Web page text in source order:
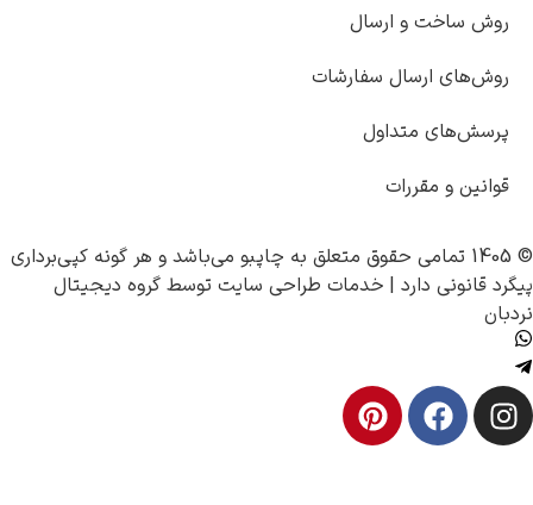
چاپبومی‌باشد و هر گونه کپی‌برداری
خدمات طراحی سایتتوسطگروه دیجیتال